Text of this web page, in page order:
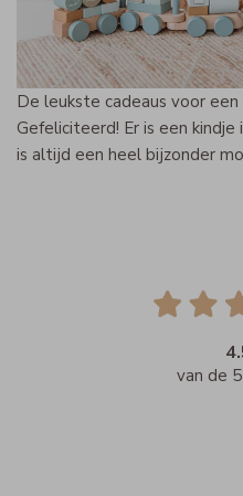
De leukste cadeaus voor
Gefeliciteerd! Er is een
is altijd een heel bijzonder
van de